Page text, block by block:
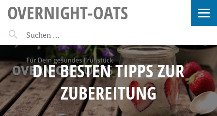
OVERNIGHT-OATS
DIE BESTEN TIPPS ZUR
ZUBEREITUNG